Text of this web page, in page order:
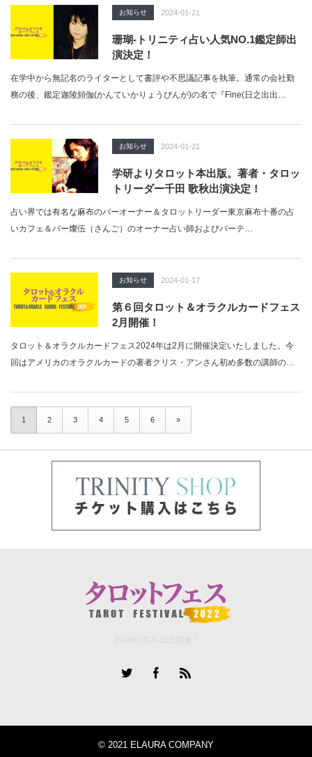
お知らせ 2024-01-21
珊瑚-トリニティ占い人気NO.1鑑定師出
演決定！
在学中から無記名のライターとして書評や不思議記事を執筆。通常の会社勤
務の後、鑑定迦陵頻伽(かんていかりょうびんが)の名で『Fine(日之出出…
お知らせ 2024-01-21
学研よりタロット本出版。著者・タロッ
トリーダー千田 歌秋出演決定！
占い界では有名な麻布のバーオーナー＆タロットリーダー東京麻布十番の占
いカフェ＆バー燦伍（さんご）のオーナー占い師およびバーテ…
お知らせ 2024-01-17
第６回タロット＆オラクルカードフェス
2月開催！
タロット＆オラクルカードフェス2024年は2月に開催決定いたしました。今
回はアメリカのオラクルカードの著者クリス・アンさん初め多数の講師のレ
1 2 3 4 5 6 »
2024年2月24.25日開催！
© 2021 ELAURA COMPANY